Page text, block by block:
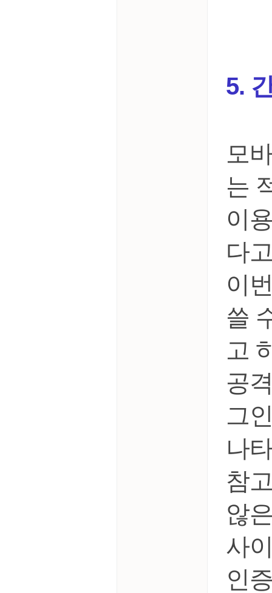
5.
모
는
이
다
이
쓸
고
공
그
나
참
않
사
인